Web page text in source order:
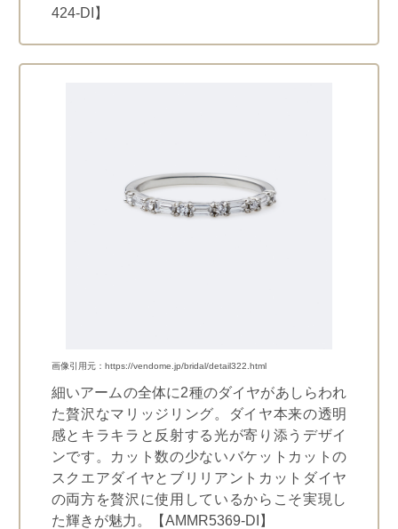
424-DI】
画像引用元：https://vendome.jp/bridal/detail322.html
細いアームの全体に2種のダイヤがあしらわれ
た贅沢なマリッジリング。ダイヤ本来の透明
感とキラキラと反射する光が寄り添うデザイ
ンです。カット数の少ないバケットカットの
スクエアダイヤとブリリアントカットダイヤ
の両方を贅沢に使用しているからこそ実現し
た輝きが魅力。
【AMMR5369-DI】